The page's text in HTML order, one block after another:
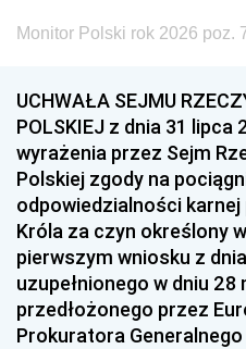
Monitor Polski rok 2026 poz.
UCHWAŁA SEJMU
POLSKIEJ z dnia 31 lipca
wyrażenia przez Sejm
Polskiej zgody na
odpowiedzialności karnej
Króla za czyn określony
pierwszym wniosku z
uzupełnionego w dniu 28
przedłożonego przez
Prokuratora Generalnego